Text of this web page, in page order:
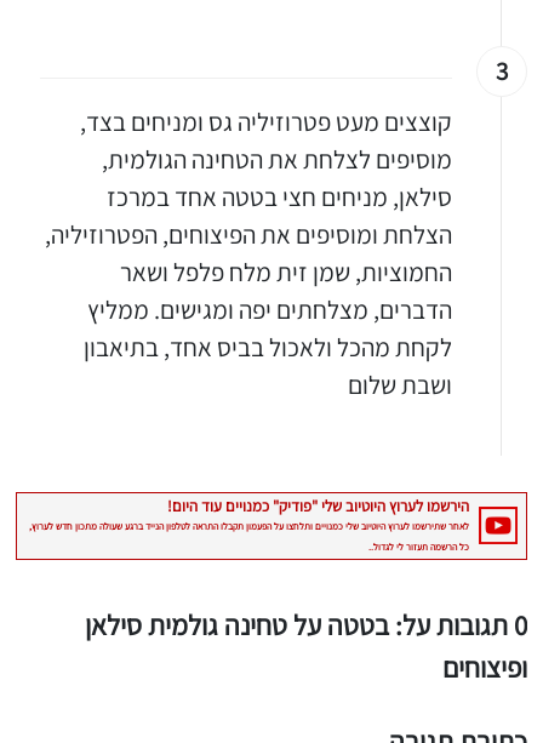
אותי באינסטגרם
3
קוצצים מעט פטרוזיליה גס ומניחים בצד,
מוסיפים לצלחת את הטחינה הגולמית,
סילאן, מניחים חצי בטטה אחד במרכז
הצלחת ומוסיפים את הפיצוחים, הפטרוזיליה,
החמוציות, שמן זית מלח פלפל ושאר
הדברים, מצלחתים יפה ומגישים. ממליץ
לקחת מהכל ולאכול בביס אחד, בתיאבון
ושבת שלום
0 תגובות על: בטטה על טחינה גולמית סילאן
ופיצוחים